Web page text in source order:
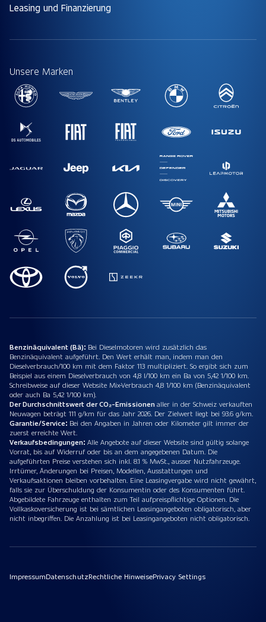
Leasing und Finanzierung
Unsere Marken
Benzinäquivalent (Bä): Bei Dieselmotoren wird zusätzlich das
Benzinäquivalent aufgeführt. Den Wert erhält man, indem man den
Dieselverbrauch/100 km mit dem Faktor 113 multipliziert. So ergibt sich zum
Beispiel aus einem Dieselverbrauch von 4,8 l/100 km ein Ba von 5,42 1/100 km.
Schreibweise auf dieser Website Mix-Verbrauch 4,8 1/100 km (Benzinäquivalent
oder auch Ba 5,42 1/100 km).
Der Durchschnittswert der CO₂-Emissionenaller in der Schweiz verkauften
Neuwagen beträgt 111 g/km für das Jahr 2026. Der Zielwert liegt bei 93.6 g/km.
Garantie/Service: Bei den Angaben in Jahren oder Kilometer gilt immer der
zuerst erreichte Wert.
Verkaufsbedingungen: Alle Angebote auf dieser Website sind gültig solange
Vorrat, bis auf Widerruf oder bis an dem angegebenen Datum. Die
aufgeführten Preise verstehen sich inkl. 8.1 % MwSt., ausser Nutzfahrzeuge.
Irrtümer, Änderungen bei Preisen, Modellen, Ausstattungen und
Verkaufsaktionen bleiben vorbehalten. Eine Leasingvergabe wird nicht gewährt,
falls sie zur Überschuldung der Konsumentin oder des Konsumenten führt.
Abgebildete Fahrzeuge enthalten zum Teil aufpreispflichtige Optionen. Die
Vollkaskoversicherung ist bei sämtlichen Leasingangeboten obligatorisch, aber
nicht inbegriffen. Die Anzahlung ist bei Leasingangeboten nicht obligatorisch.
ImpressumDatenschutzRechtliche HinweisePrivacy Settings